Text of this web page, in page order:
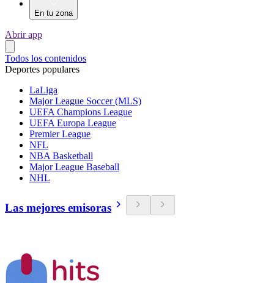
En tu zona
Abrir app
Todos los contenidos
Deportes populares
LaLiga
Major League Soccer (MLS)
UEFA Champions League
UEFA Europa League
Premier League
NFL
NBA Basketball
Major League Baseball
NHL
Las mejores emisoras